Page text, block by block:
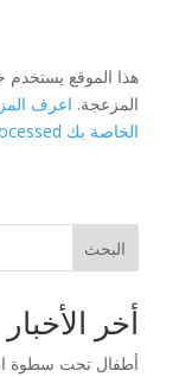
هذا الموقع يستخدم
المزعجة. اعرف
الخاصة بك processed
البحث
أخر الأخبار
أطفال تحت سطوة